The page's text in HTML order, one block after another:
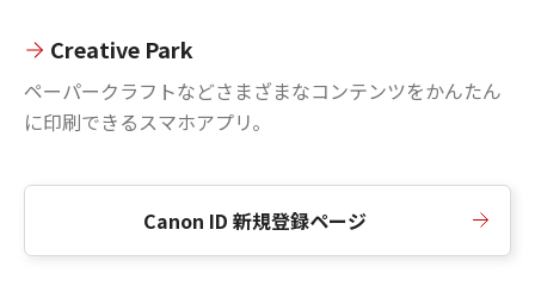
Creative Park
ペーパークラフトなどさまざまなコンテンツをかんたん
に印刷できるスマホアプリ。
Canon ID 新規登録ページ